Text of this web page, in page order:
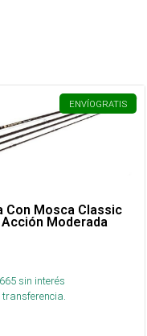
ENVÍOGRATIS
Con Mosca Classic
Moderada
sin interés
transferencia.